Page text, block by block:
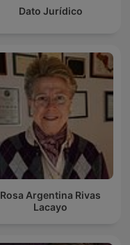
Dato Jurídico
Rosa Argentina Rivas
Lacayo